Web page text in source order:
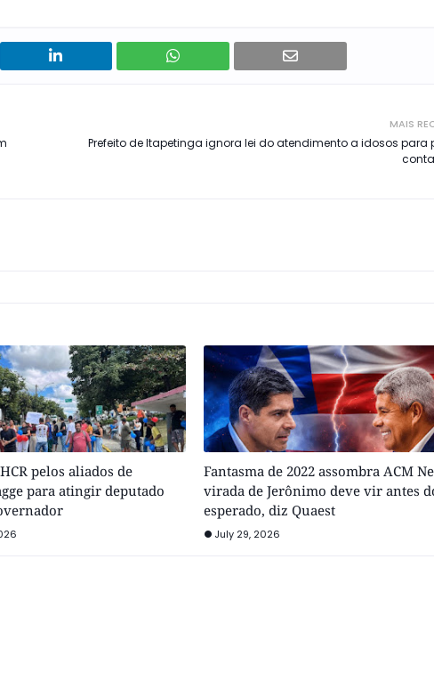
MAIS
Prefeito de Itapetinga ignora lei do atendimento a idosos para
pelos aliados de
para atingir deputado
Fantasma de 2022 assombra ACM
virada de Jerônimo deve vir antes
esperado, diz Quaest
July 29, 2026